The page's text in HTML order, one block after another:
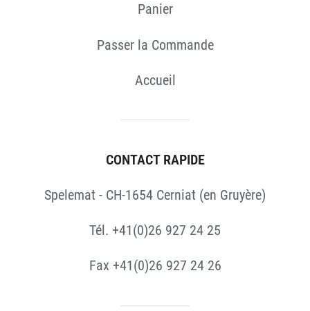
Panier
Passer la Commande
Accueil
CONTACT RAPIDE
Spelemat - CH-1654 Cerniat (en Gruyère)
Tél. +41(0)26 927 24 25
Fax +41(0)26 927 24 26